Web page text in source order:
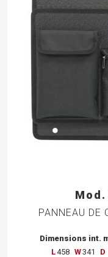
Mod.
PANNEAU DE
Dimensions int.
L458 W341 D